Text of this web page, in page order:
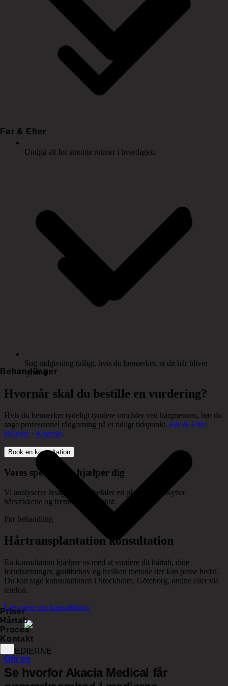
Før & Efter
Behandlinger
Priser
Hårtab
Proces
Kontakt
...
Om os
Undgå alt for strenge rutiner i hverdagen.
Søg rådgivning tidligt, hvis du bemærker, at dit hår bliver
tyndere.
Hvornår skal du bestille en vurdering?
Hvis du bemærker tydeligt tyndere områder ved hårgrænsen, bør du
søge professionel rådgivning på et tidligt tidspunkt. Før & Efter
Billeder · Kontakt.
Book en konsultation
Vores specialister hjælper dig
Vi analyserer årsagen og anbefaler en plan, der beskytter
hårsækkene og fremmer genvækst.
Før behandling
Hårtransplantation konsultation
En konsultation hjælper os med at vurdere dit hårtab, dine
forudsætninger, graftbehov og hvilken metode der kan passe bedst.
Du kan tage konsultationen i Stockholm, Göteborg, online eller via
telefon.
Læs mere om konsultation
I MEDIERNE
Se hvorfor Akacia Medical får